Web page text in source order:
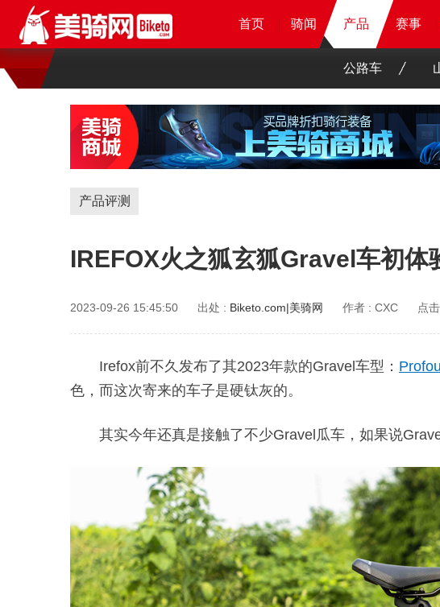
首页 赛事
首页 骑闻 产品 赛事
首页 骑闻 产品 赛事
首页 骑闻 产品 赛事
公路车
产品评测
IREFOX火之狐玄狐Gravel车初体
2023-09-26 15:45:50 出处 : Biketo.com|美骑网 作者 : CXC 点
Irefox前不久发布了其2023年款的Gravel车型：
色，而这次寄来的车子是硬钛灰的。
其实今年还真是接触了不少Gravel瓜车，如果说